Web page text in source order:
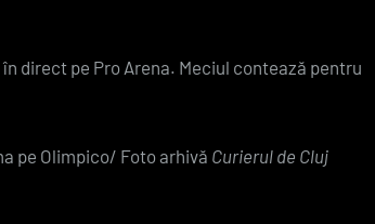
direct pe Pro Arena. Meciul contează pentru
pe Olimpico/ Foto arhivă Curierul de Cluj